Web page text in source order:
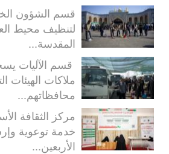
قسم الشؤون
لتنظيف محيط
المقدسة...
قسم الآليات
ملاكات الهيئات
محافظاتهم...
خدمة توعوية
الأربعين...